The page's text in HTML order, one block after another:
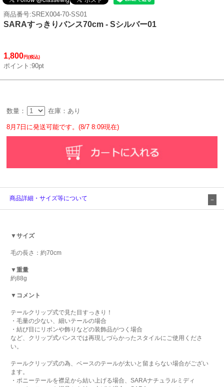
商品番号:SREX004-70-SS01
SARAすっきりバンス70cm - Sシルバー01
1,800円(税込)
ポイント:90pt
数量： 在庫：あり
8月7日に発送可能です。(8/7 8:09現在)
商品詳細・サイズ等について
▼サイズ
毛の長さ：約70cm
▼重量
約88g
▼コメント
テールクリップ式で見た目すっきり！
・毛量の少ない、細いテールの場合
・結び目にリボンや飾りなどの装飾品がつく場合
など、クリップ式バンスでは再現しづらかったスタイルにご使用くださ
い。
テールクリップ式の為、ベースのテールが太いと留まらない場合がござい
ます。
・ポニーテールを襟足から結い上げる場合、SARAナチュラルミディ